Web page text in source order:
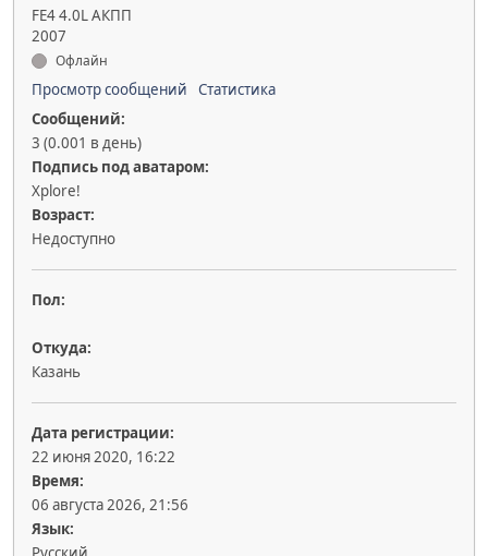
FE4 4.0L АКПП
2007
Офлайн
Просмотр сообщений
Статистика
Сообщений:
3 (0.001 в день)
Подпись под аватаром:
Xplore!
Возраст:
Недоступно
Пол:
Откуда:
Казань
Дата регистрации:
22 июня 2020, 16:22
Время:
06 августа 2026, 21:56
Язык: